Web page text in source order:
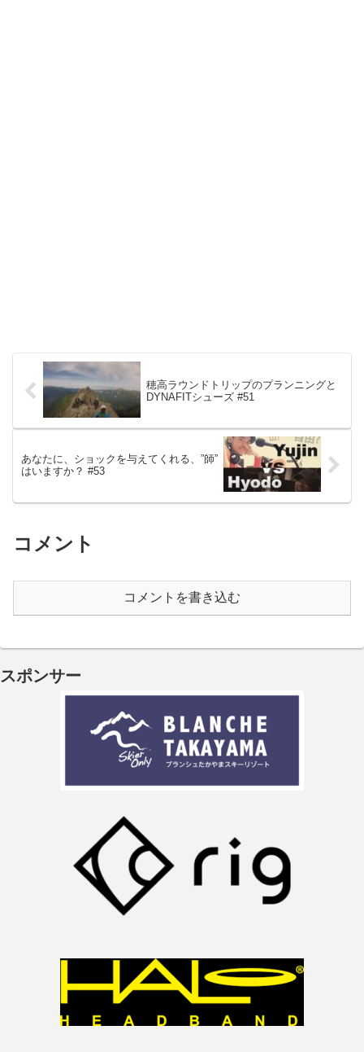
穂高ラウンドトリップのプランニングと
DYNAFITシューズ #51
あなたに、ショックを与えてくれる、”師”
はいますか？ #53
コメント
コメントを書き込む
スポンサー